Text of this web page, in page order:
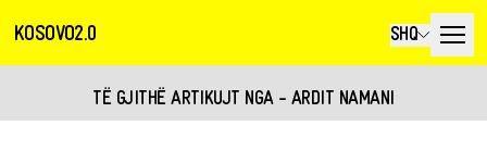
KOSOVO2.0 SHQ
TË GJITHË ARTIKUJT NGA - ARDIT NAMANI